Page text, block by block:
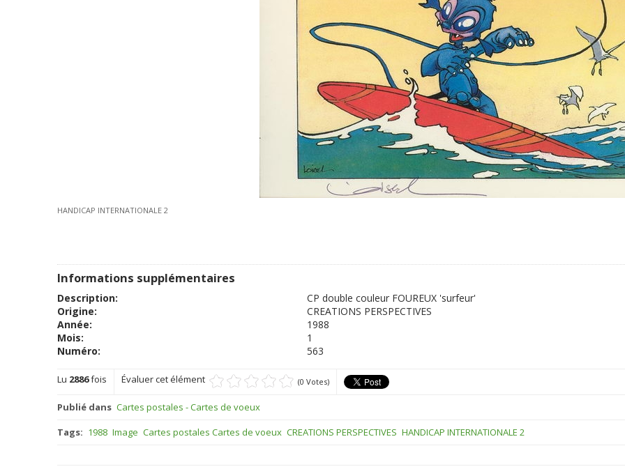
HANDICAP INTERNATIONALE 2
Informations supplémentaires
Description:
CP double couleur FOUREUX 'surfeur'
Origine:
CREATIONS PERSPECTIVES
Année:
1988
Mois:
1
Numéro:
563
Lu 2886fois Évaluer cet élément (0 Votes)
Publié dans Cartes postales - Cartes de voeux
Tags: 1988 Image Cartes postales Cartes de voeux CREATIONS PERSPECTIVES HANDICAP INTERNATIONALE 2